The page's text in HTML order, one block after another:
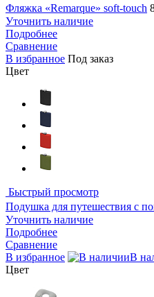
Фляжка «Remarque» soft-touch
Уточнить наличие
Подробнее
Сравнение
В избранное Под заказ
Цвет
Быстрый просмотр
Подушка для путешествия с
Уточнить наличие
Подробнее
Сравнение
В избранное
В
Цвет